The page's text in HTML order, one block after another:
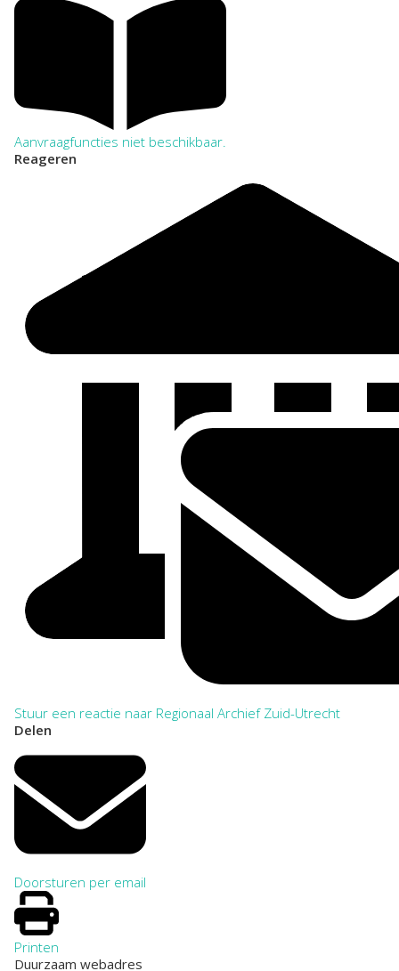
Aanvraagfuncties niet beschikbaar.
Reageren
Stuur een reactie naar Regionaal Archief Zuid-Utrecht
Delen
Doorsturen per email
Printen
Duurzaam webadres